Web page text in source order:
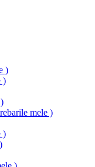
)
)
)
mele )
)
)